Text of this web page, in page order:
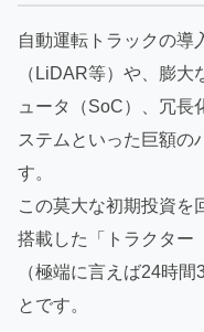
自動運転トラックの導
（LiDAR等）や、膨
ュータ（SoC）、冗長
ステムといった巨額の
す。
この莫大な初期投資を
搭載した「トラクター
（極端に言えば24時
とです。